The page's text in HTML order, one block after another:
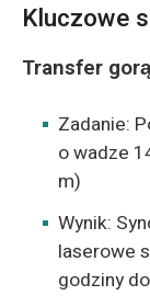
Kluczowe
Transfer
Zadanie:
o wadze
m)
Wynik:
laserowe
godziny